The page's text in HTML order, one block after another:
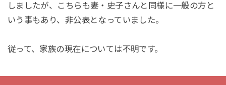
しましたが、こちらも妻・史子さんと同様に一般の方と
いう事もあり、非公表となっていました。
従って、家族の現在については不明です。